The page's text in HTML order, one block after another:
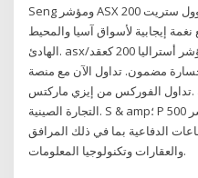
Seng ومؤشر ASX 200 للتداول على ارتفاع تمتعت أسهم وول ستريت
نغمة إيجابية لأسواق آسيا والمحيط
الهادئ. asx/الدولار الأسترالي. أسعار مباشرة لمؤشر أستراليا 200 كعقد
مضمون. تداول الآن مع منصة
تداول الفوركس من إيزي ماركتس. asx 200 ، مؤشر هانغ سنغ عين بيانات
التجارة الصينية. S & amp؛ P 500 في وضع الدفاع ارتفع مؤشر S&P 500
الدفاعية بما في ذلك المرافق
والعقارات وتكنولوجيا المعلومات.